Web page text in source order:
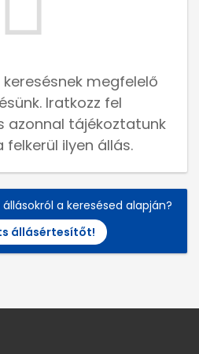
megfelelő
Iratkozz fel
azonnal tájékoztatunk
felkerül ilyen állás.
a keresésed alapján?
állásértesítőt!